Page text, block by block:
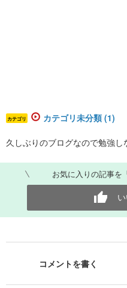
カテゴリ カテゴリ未分類 (1)
久しぶりのブログなので勉強し
お気に入りの記事を
い
コメントを書く